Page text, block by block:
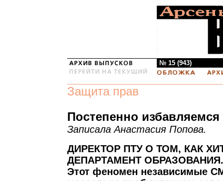
№ 15 (943)
Защита прав
Постепенно
Записала Анастасия Попова.
ДИРЕКТОР ПТУ О ТОМ, КАК
ДЕПАРТАМЕНТ ОБРАЗОВАНИЯ.
Этот феномен независимые